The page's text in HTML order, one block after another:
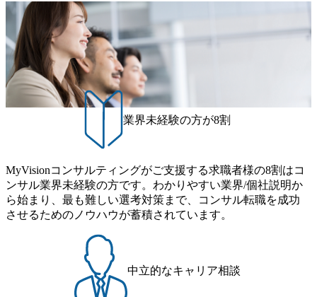
り、常に刺激を受けながらプロジェクトワークが可能 総合
コンサルティングファームの名の通り、全方位のクライア
ントに対して様々なプロジェクトが存在しており、手を上
げれば常に新しいテーマのチャレンジ機会を提供している
（ワンプール制） そのため、全体の離職率10％以下、未経
験3年未満の離職率は0％と驚異の定着率を誇る 大手ファー
ムと同水準以上の報酬制度であり、ファーム経験者の場合
は、転職時報酬アップが基本 強く「個人」の成⾧を重視す
るカルチャーであり、昇進に枠もなく、今ならReadyになれ
ば上がれる環境となっている 安定した経営環境の下、コン
できる 豊富な経験を持つコンサル経験者の場合は、自らチ
ームを立ち上げることが可能 裁量をもった営業活動、デリ
バリー活動ができる(スタートアップとの協業、新規ソリュ
ーションの開発 など) シンプレクスの顧客基盤、エンジニ
できる 2026年8月21日(金) 19:30〜21:30 (19:20開場) 2026年8
月12日(水) 16:00 ※参加状況によっては抽選とさせていただ
く可能性がございます。 このたび、ファーム経験者の方を
対象にした懇親会形式の採用イベント「サロンイベント」
制的に別のプロジェクトに異動することが可能。その結
果、<u>退職率も10%程度</u>(他社平均は2～30%程度) 残業
時間は<u>平均30時間程度。</u>バリューが出ていないから
残業代をつけさせないといったことはしない DE&Iにおいて
は女性活用や外国人/高齢者/障碍者などさまざまなバックグ
ラウンドを持つメンバーの働く環境を整えている SDGsの推
進にも積極的で、プロボノ支援等を行っている 部活動も活
発で、多くのクラブが立ち上がっており、さまざまな役
職・所属・組織を超えて社員間のネットワーク形成・交流
の場となっている <u>教育・研修プログラムが非常に充実</
番組があり、新卒紹介、会社の七不思議紹介等、規模が大
きくなっていく中で社員同士のつながりを広げる取り組み
もしている 今後の成長戦略として海外展開を見据えてい
る。足元のグローバル案件割合は10%程度だが、英語が得
ンスも大きい。 代表インタビュー https://note.com/dirbato/n/n0
a040c36b128 Forbes JAPAN BrandVoice Studio 「使命はテクノ
ロジーで企業の可能性を引き出すこと。日本に求められるI
Tコンサルタントという伴走者」 https://forbesjapan.com/article
業界未経験の方が8割
MyVisionコンサルティングがご支援する求職者様の8割はコ
ンサル業界未経験の方です。わかりやすい業界/個社説明か
ら始まり、最も難しい選考対策まで、コンサル転職を成功
させるためのノウハウが蓄積されています。
中立的なキャリア相談